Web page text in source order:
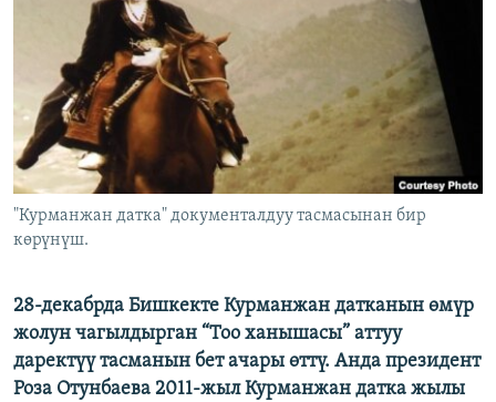
ЭЖЕ-СИҢДИЛЕР
АЗАТТЫК+
ЫҢГАЙСЫЗ СУРООЛОР
ОНЛАЙН ШЕРИНЕ
ЭЕ/АРнун бардык сайттары
"Курманжан датка" документалдуу тасмасынан бир
көрүнүш.
28-декабрда Бишкекте Курманжан датканын өмүр
жолун чагылдырган “Тоо ханышасы” аттуу
даректүү тасманын бет ачары өттү. Анда президент
Роза Отунбаева 2011-жыл Курманжан датка жылы